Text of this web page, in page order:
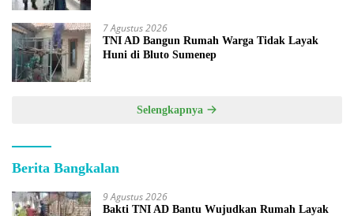
7 Agustus 2026
TNI AD Bangun Rumah Warga Tidak Layak
Huni di Bluto Sumenep
Selengkapnya
Berita Bangkalan
9 Agustus 2026
Bakti TNI AD Bantu Wujudkan Rumah Layak